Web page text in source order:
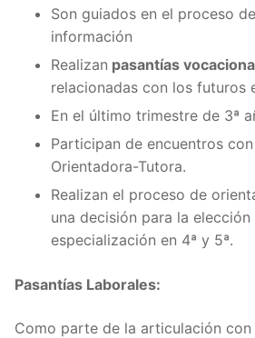
Son guiados en el proceso
información
Realizan pasantías
relacionadas con los futuros
En el último trimestre de 3ª
Participan de encuentros
Orientadora-Tutora.
Realizan el proceso de
una decisión para la elección
especialización en 4ª y 5ª.
Pasantías Laborales:
Como parte de la articulación con